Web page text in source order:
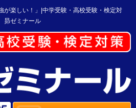
楽しい！」|中学受験・高校受験・検定対
ゼミナール